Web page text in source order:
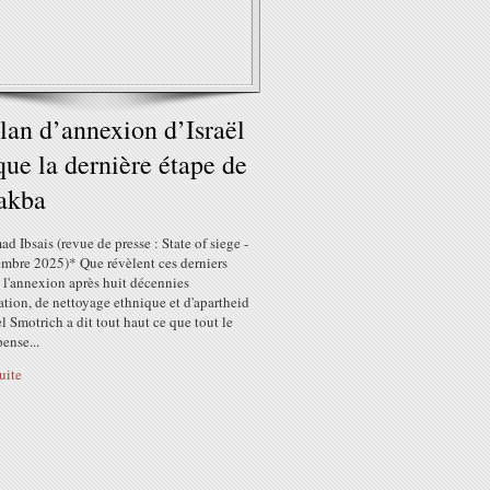
d’annexion d’Israël
la dernière étape de
Ibsais (revue de presse : State of siege -
2025)* Que révèlent ces derniers
l'annexion après huit décennies
de nettoyage ethnique et d'apartheid
Smotrich a dit tout haut ce que tout le